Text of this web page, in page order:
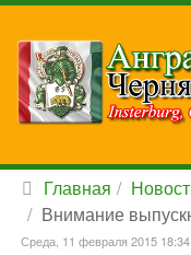
Главная
Внимание
Среда, 11 февраля 2015 18:34